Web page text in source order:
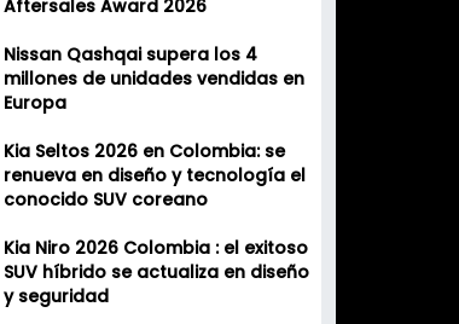
Aftersales Award 2026
Nissan Qashqai supera los 4
millones de unidades vendidas en
Europa
Kia Seltos 2026 en Colombia: se
renueva en diseño y tecnología el
conocido SUV coreano
Kia Niro 2026 Colombia : el exitoso
SUV híbrido se actualiza en diseño
y seguridad